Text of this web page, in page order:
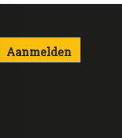
Aanmelden